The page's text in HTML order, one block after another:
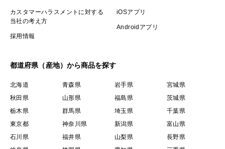
カスタマーハラスメントに対する
当社の考え方
採用情報
iOSアプリ
Androidアプリ
都道府県（産地）から商品を探す
北海道 青森県 岩手県
宮城県
秋田県
山形県 福島県
茨城県
栃木県
群馬県 埼玉県
千葉県
東京都
神奈川県 新潟県
富山県
石川県
福井県 山梨県
長野県